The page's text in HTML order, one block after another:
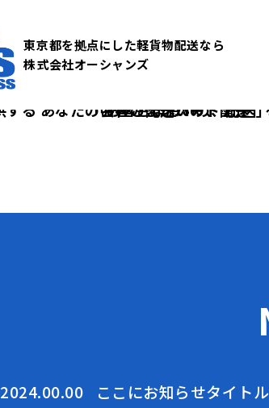
東京都を拠点にした軽貨物配送なら
株式会社オーシャンズ
「お客さま想いの、配送
「お客さま想いの、配送
2024.00.00
ここにお知らせタイト